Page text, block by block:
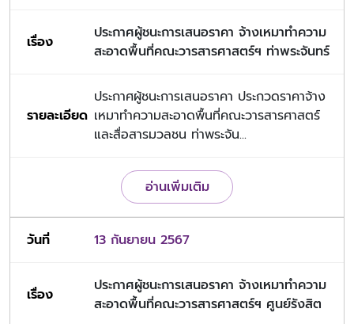
ประกาศผู้ชนะการเสนอราคา จ้างเหมาทำความ
สะอาดพื้นที่คณะวารสารศาสตร์ฯ ท่าพระจันทร์
ประกาศผู้ชนะการเสนอราคา ประกวดราคาจ้าง
เหมาทำความสะอาดพื้นที่คณะวารสารศาสตร์
และสื่อสารมวลชน ท่าพระจัน...
อ่านเพิ่มเติม
13 กันยายน 2567
ประกาศผู้ชนะการเสนอราคา จ้างเหมาทำความ
สะอาดพื้นที่คณะวารสารศาสตร์ฯ ศูนย์รังสิต